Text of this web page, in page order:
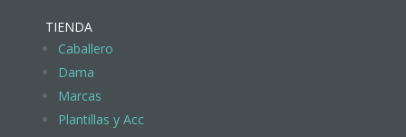
TIENDA
Caballero
Dama
Marcas
Plantillas y Acc